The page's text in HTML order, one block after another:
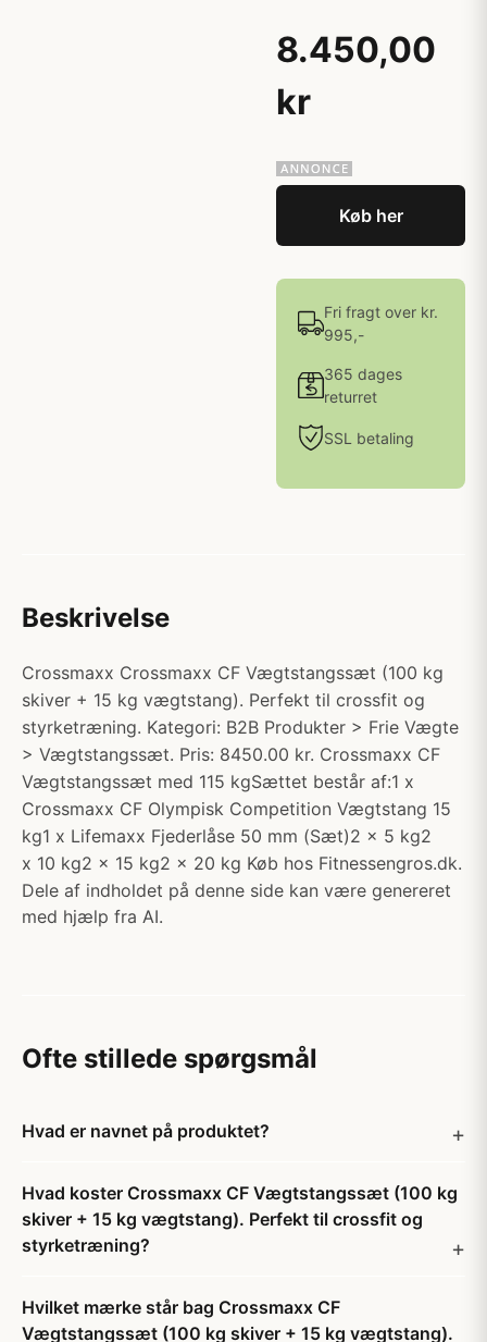
8.450,00
kr
Køb her
Fri fragt over kr.
995,-
365 dages
returret
SSL betaling
Beskrivelse
Crossmaxx Crossmaxx CF Vægtstangssæt (100 kg
skiver + 15 kg vægtstang). Perfekt til crossfit og
styrketræning. Kategori: B2B Produkter > Frie Vægte
> Vægtstangssæt. Pris: 8450.00 kr. Crossmaxx CF
Vægtstangssæt med 115 kgSættet består af:1 x
Crossmaxx CF Olympisk Competition Vægtstang 15
kg1 x Lifemaxx Fjederlåse 50 mm (Sæt)2 x 5 kg2
x 10 kg2 x 15 kg2 x 20 kg Køb hos Fitnessengros.dk.
Dele af indholdet på denne side kan være genereret
med hjælp fra AI.
Ofte stillede spørgsmål
Hvad er navnet på produktet?
Hvad koster Crossmaxx CF Vægtstangssæt (100 kg
skiver + 15 kg vægtstang). Perfekt til crossfit og
styrketræning?
Hvilket mærke står bag Crossmaxx CF
Vægtstangssæt (100 kg skiver + 15 kg vægtstang).